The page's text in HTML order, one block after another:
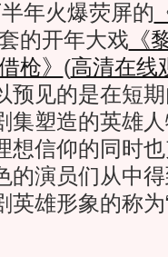
年火爆荧屏的
的开年大戏 《
枪》 (高清在线
预见的是在短
集塑造的英雄
想信仰的同时
的演员们从中
英雄形象的称